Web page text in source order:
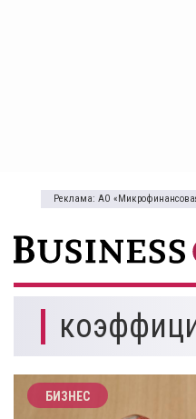
Реклама: АО
БИЗНЕС